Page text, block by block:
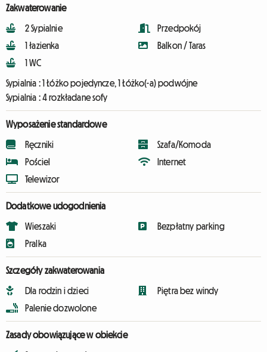
Zakwaterowanie
2 Sypialnie
1 łazienka
1 WC
Przedpokój
Balkon / Taras
Sypialnia :1 Łóżko pojedyncze, 1 Łóżko(-a) podwójne
Sypialnia :4 rozkładane sofy
Wyposażenie standardowe
Ręczniki
Pościel
Telewizor
Szafa/Komoda
Internet
Dodatkowe udogodnienia
Wieszaki
Pralka
Bezpłatny parking
Szczegóły zakwaterowania
Dla rodzin i dzieci
Palenie dozwolone
Piętra bez windy
Zasady obowiązujące w obiekcie